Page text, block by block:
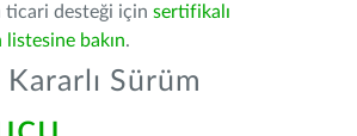
ticari desteği için sertifikalı
listesine bakın.
Sürüm